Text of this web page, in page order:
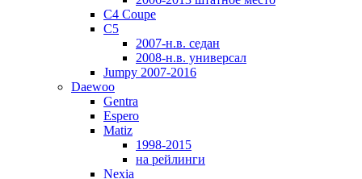
C4 Coupe
C5
2007-н.в. седан
2008-н.в. универсал
Jumpy 2007-2016
Daewoo
Gentra
Espero
Matiz
1998-2015
на рейлинги
Nexia